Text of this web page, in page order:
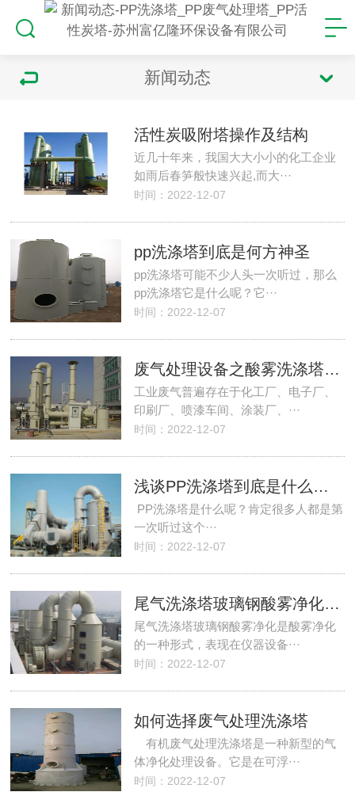
新闻动态
活性炭吸附塔操作及结构
近几十年来，我国大大小小的化工企业
如雨后春笋般快速兴起,而大···
时间：2022-12-07
pp洗涤塔到底是何方神圣
pp洗涤塔可能不少人头一次听过，那么
pp洗涤塔它是什么呢？它···
时间：2022-12-07
废气处理设备之酸雾洗涤塔等气体之处理
工业废气普遍存在于化工厂、电子厂、
印刷厂、喷漆车间、涂装厂、···
时间：2022-12-07
浅谈PP洗涤塔到底是什么来历呢？
PP洗涤塔是什么呢？肯定很多人都是第
一次听过这个···
时间：2022-12-07
尾气洗涤塔玻璃钢酸雾净化是酸雾净化的一种形式，表现在仪器设备中Z具代表的是玻璃钢酸雾净化塔
尾气洗涤塔玻璃钢酸雾净化是酸雾净化
的一种形式，表现在仪器设备···
时间：2022-12-07
如何选择废气处理洗涤塔
有机废气处理洗涤塔是一种新型的气
体净化处理设备。它是在可浮···
时间：2022-12-07